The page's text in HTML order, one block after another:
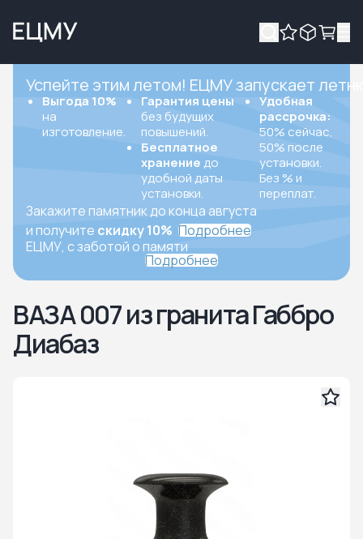
Успейте этим летом! ЕЦМУ запускает
Выгода 10%
на
изготовление.
Гарантия цены
без будущих
повышений.
Бесплатное
хранение до
удобной даты
установки.
Удобная
рассрочка:
50% сейчас,
50% после
установки.
Без % и
переплат.
Закажите памятник до конца августа
и получите скидку 10% Подробнее
ЕЦМУ, с заботой о памяти
Подробнее
ВАЗА 007 из гранита Габбро
Диабаз